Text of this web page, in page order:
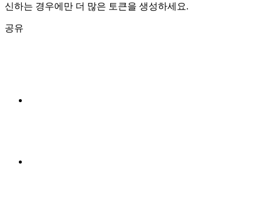
신하는 경우에만 더 많은 토큰을 생성하세요.
공유